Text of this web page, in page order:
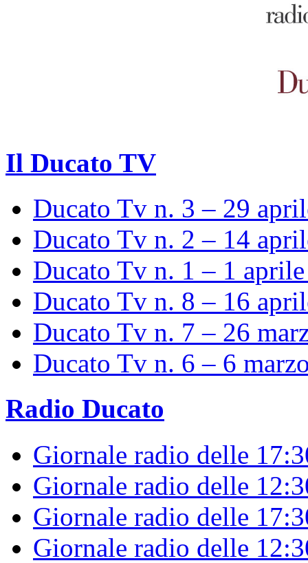
Il Ducato TV
Ducato Tv n. 3 – 29
Ducato Tv n. 2 – 14
Ducato Tv n. 1 – 1
Ducato Tv n. 8 – 16
Ducato Tv n. 7 – 26
Ducato Tv n. 6 – 6
Radio Ducato
Giornale radio delle
Giornale radio delle
Giornale radio delle
Giornale radio delle